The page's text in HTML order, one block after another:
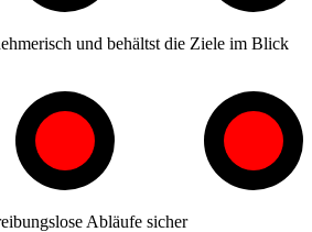
und behältst die Ziele im Blick
Abläufe sicher